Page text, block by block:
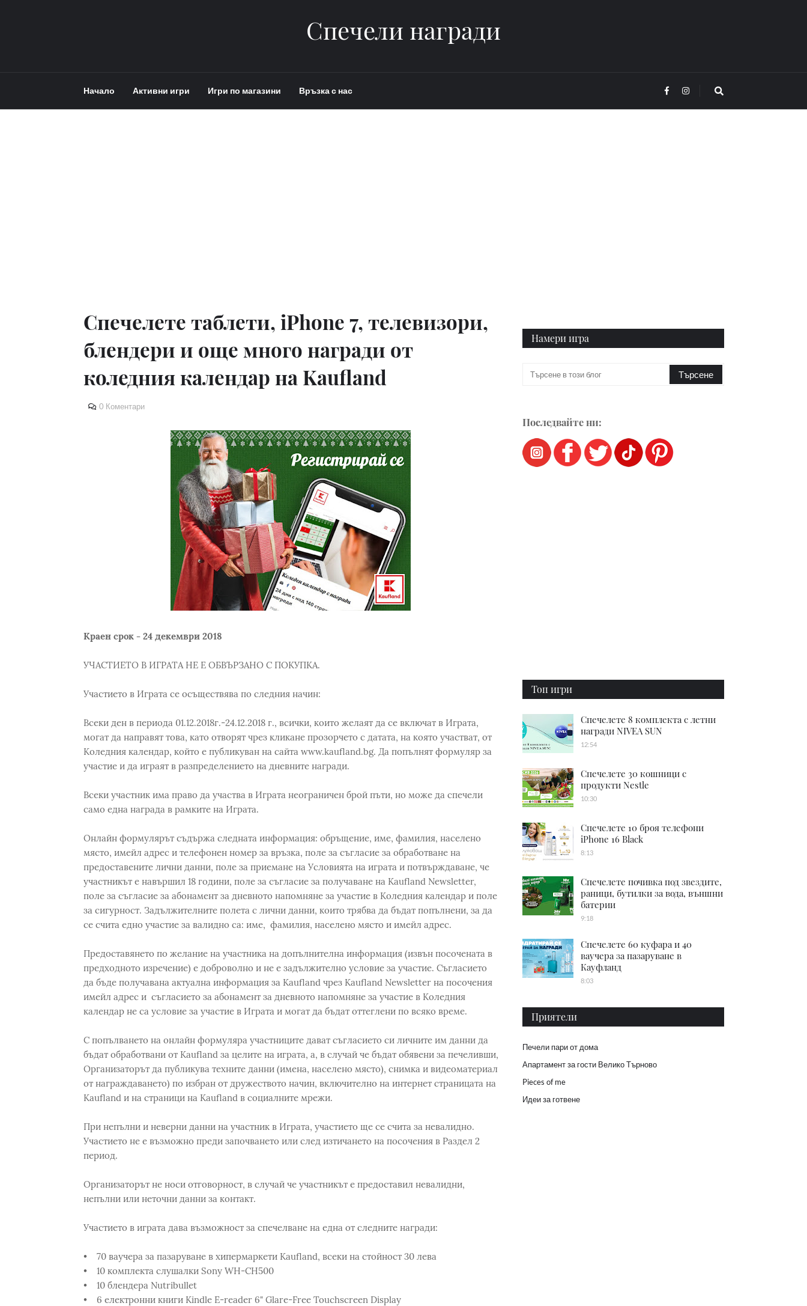
Спечели награди
Начало Активни игри Игри по магазини Връзка с нас
Спечелете таблети, iPhone 7, телевизори,
блендери и още много награди от
коледния календар на Kaufland
0 Коментари
Краен срок - 24 декември 2018
УЧАСТИЕТО В ИГРАТА НЕ Е ОБВЪРЗАНО С ПОКУПКА.
Участието в Играта се осъществява по следния начин:
Всеки ден в периода 01.12.2018г.-24.12.2018 г., всички, които желаят да се включат в Играта,
могат да направят това, като отворят чрез кликане прозорчето с датата, на която участват, от
Коледния календар, който е публикуван на сайта www.kaufland.bg. Да попълнят формуляр за
участие и да играят в разпределението на дневните награди.
Всеки участник има право да участва в Играта неограничен брой пъти, но може да спечели
само една награда в рамките на Играта.
Онлайн формулярът съдържа следната информация: обръщение, име, фамилия, населено
място, имейл адрес и телефонен номер за връзка, поле за съгласие за обработване на
предоставените лични данни, поле за приемане на Условията на играта и потвърждаване, че
участникът е навършил 18 години, поле за съгласие за получаване на Kaufland Newsletter,
поле за съгласие за абонамент за дневното напомняне за участие в Коледния календар и поле
за сигурност. Задължителните полета с лични данни, които трябва да бъдат попълнени, за да
се счита едно участие за валидно са: име, фамилия, населено място и имейл адрес.
Предоставянето по желание на участника на допълнителна информация (извън посочената в
предходното изречение) е доброволно и не е задължително условие за участие. Съгласието
да бъде получавана актуална информация за Kaufland чрез Kaufland Newsletter на посочения
имейл адрес и съгласието за абонамент за дневното напомняне за участие в Коледния
календар не са условие за участие в Играта и могат да бъдат оттеглени по всяко време.
С попълването на онлайн формуляра участниците дават съгласието си личните им данни да
бъдат обработвани от Kaufland за целите на играта, а, в случай че бъдат обявени за печеливши,
Организаторът да публикува техните данни (имена, населено място), снимка и видеоматериал
от награждаването) по избран от дружеството начин, включително на интернет страницата на
Kaufland и на страници на Kaufland в социалните мрежи.
При непълни и неверни данни на участник в Играта, участието ще се счита за невалидно.
Участието не е възможно преди започването или след изтичането на посочения в Раздел 2
период.
Организаторът не носи отговорност, в случай че участникът е предоставил невалидни,
непълни или неточни данни за контакт.
Участието в играта дава възможност за спечелване на една от следните награди:
• 70 ваучера за пазаруване в хипермаркети Kaufland, всеки на стойност 30 лева
• 10 комплекта слушалки Sony WH-CH500
• 10 блендера Nutribullet
• 6 електронни книги Kindle E-reader 6" Glare-Free Touchscreen Display
Намери игра
Последвайте ни:
Топ игри
Спечелете 8 комплекта с летни
награди NIVEA SUN
12:54
Спечелете 30 кошници с
продукти Nestle
10:30
Спечелете 10 броя телефони
iPhone 16 Black
8:13
Спечелете почивка под звездите,
раници, бутилки за вода, външни
батерии
9:18
Спечелете 60 куфара и 40
ваучера за пазаруване в
Кауфланд
8:03
Приятели
Печели пари от дома
Апартамент за гости Велико Търново
Pieces of me
Идеи за готвене